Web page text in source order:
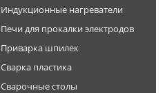
Индукционные нагреватели
Печи для прокалки электродов
Приварка шпилек
Сварка пластика
Сварочные столы